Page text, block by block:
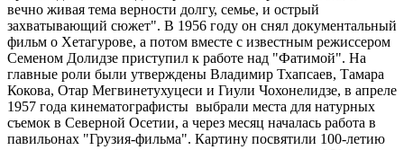
вечно живая тема верности долгу, семье, и острый
захватывающий сюжет". В 1956 году он снял документальный
фильм о Хетагурове, а потом вместе с известным режиссером
Семеном Долидзе приступил к работе над "Фатимой". На
главные роли были утверждены Владимир Тхапсаев, Тамара
Кокова, Отар Мегвинетухуцеси и Гиули Чохонелидзе, в апреле
1957 года кинематографисты выбрали места для натурных
съемок в Северной Осетии, а через месяц началась работа в
павильонах "Грузия-фильма". Картину посвятили 100-летию